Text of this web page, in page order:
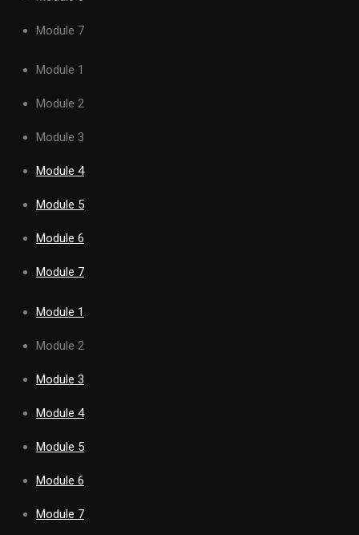
Module 7
Module 1
Module 2
Module 3
Module 4
Module 5
Module 6
Module 7
Module 1
Module 2
Module 3
Module 4
Module 5
Module 6
Module 7